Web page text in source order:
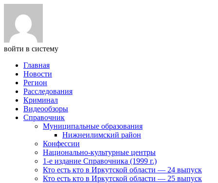
войти в систему
Главная
Новости
Регион
Расследования
Криминал
Видеообзоры
Справочник
Муниципальные образования
Нижнеилимский район
Конфессии
Национально-культурные центры
1-е издание Справочника (1999 г.)
Кто есть кто в Иркутской области — 24 выпуск
Кто есть кто в Иркутской области — 25 выпуск